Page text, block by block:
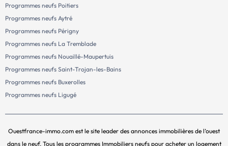
Programmes neufs Poitiers
Programmes neufs Aytré
Programmes neufs Périgny
Programmes neufs La Tremblade
Programmes neufs Nouaillé-Maupertuis
Programmes neufs Saint-Trojan-les-Bains
Programmes neufs Buxerolles
Programmes neufs Ligugé
Ouestfrance-immo.com est le site leader des annonces immobilières de l’ouest
dans le neuf. Tous les programmes Immobiliers neufs pour acheter un logement